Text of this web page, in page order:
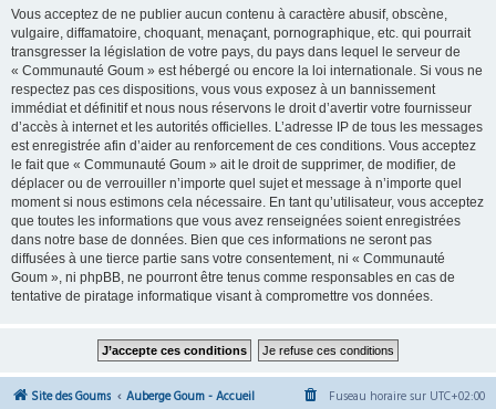
Vous acceptez de ne publier aucun contenu à caractère abusif, obscène,
vulgaire, diffamatoire, choquant, menaçant, pornographique, etc. qui pourrait
transgresser la législation de votre pays, du pays dans lequel le serveur de
« Communauté Goum » est hébergé ou encore la loi internationale. Si vous ne
respectez pas ces dispositions, vous vous exposez à un bannissement
immédiat et définitif et nous nous réservons le droit d’avertir votre fournisseur
d’accès à internet et les autorités officielles. L’adresse IP de tous les messages
est enregistrée afin d’aider au renforcement de ces conditions. Vous acceptez
le fait que « Communauté Goum » ait le droit de supprimer, de modifier, de
déplacer ou de verrouiller n’importe quel sujet et message à n’importe quel
moment si nous estimons cela nécessaire. En tant qu’utilisateur, vous acceptez
que toutes les informations que vous avez renseignées soient enregistrées
dans notre base de données. Bien que ces informations ne seront pas
diffusées à une tierce partie sans votre consentement, ni « Communauté
Goum », ni phpBB, ne pourront être tenus comme responsables en cas de
tentative de piratage informatique visant à compromettre vos données.
Site des Goums Auberge Goum - Accueil Fuseau horaire sur UTC+02:00